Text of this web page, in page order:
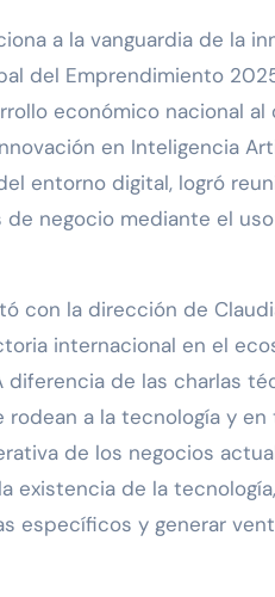
a la vanguardia de la
del Emprendimiento
económico nacional
en Inteligencia
entorno digital, logró
negocio mediante el
con la dirección de
internacional en el
diferencia de las charlas
rodean a la tecnología y
de los negocios
existencia de la
específicos y generar